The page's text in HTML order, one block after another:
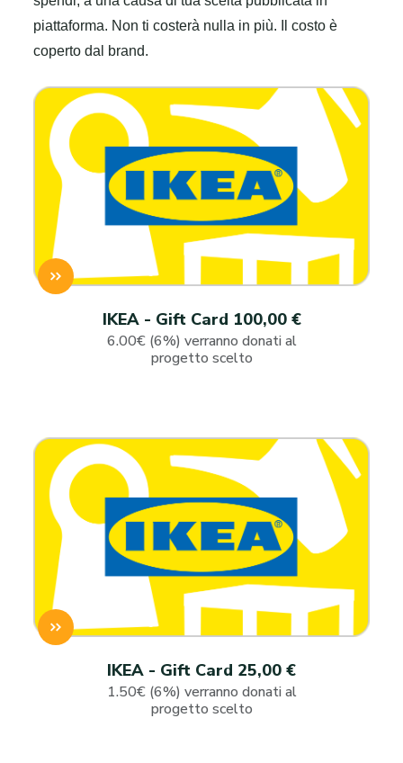
piattaforma. Non ti costerà nulla in più. Il costo è
coperto dal brand.
IKEA - Gift Card 100,00 €
6.00€ (6%) verranno donati al
progetto scelto
IKEA - Gift Card 25,00 €
1.50€ (6%) verranno donati al
progetto scelto